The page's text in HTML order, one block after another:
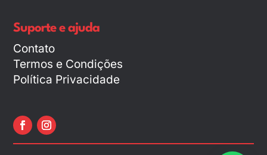
Suporte e ajuda
Contato
Termos e Condições
Política Privacidade